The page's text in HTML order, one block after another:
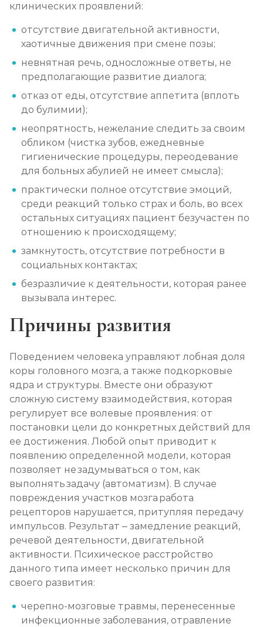
клинических проявлений:
отсутствие двигательной активности,
хаотичные движения при смене позы;
невнятная речь, односложные ответы, не
предполагающие развитие диалога;
отказ от еды, отсутствие аппетита (вплоть
до булимии);
неопрятность, нежелание следить за своим
обликом (чистка зубов, ежедневные
гигиенические процедуры, переодевание
для больных абулией не имеет смысла);
практически полное отсутствие эмоций,
среди реакций только страх и боль, во всех
остальных ситуациях пациент безучастен по
отношению к происходящему;
замкнутость, отсутствие потребности в
социальных контактах;
безразличие к деятельности, которая ранее
вызывала интерес.
Причины развития
Поведением человека управляют лобная доля
коры головного мозга, а также подкорковые
ядра и структуры. Вместе они образуют
сложную систему взаимодействия, которая
регулирует все волевые проявления: от
постановки цели до конкретных действий для
ее достижения. Любой опыт приводит к
появлению определенной модели, которая
позволяет не задумываться о том, как
выполнять задачу (автоматизм). В случае
повреждения участков мозга работа
рецепторов нарушается, притупляя передачу
импульсов. Результат – замедление реакций,
речевой деятельности, двигательной
активности. Психическое расстройство
данного типа имеет несколько причин для
своего развития:
черепно-мозговые травмы, перенесенные
инфекционные заболевания, отравление